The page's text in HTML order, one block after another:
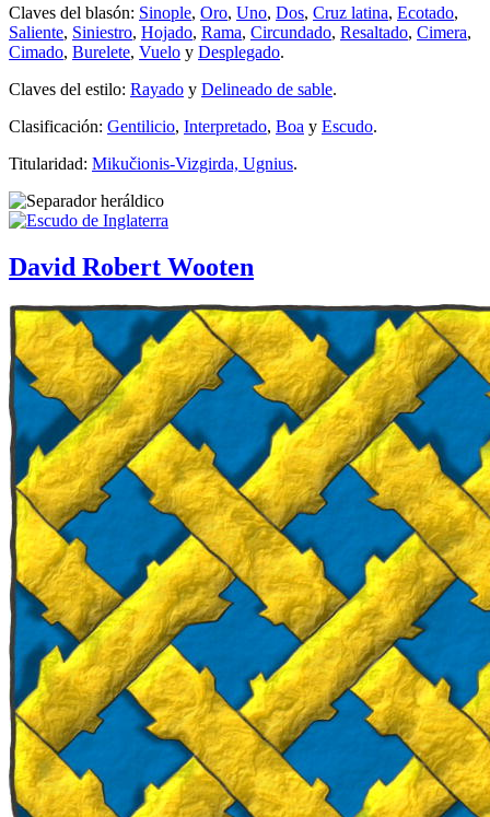
Claves del blasón: Sinople, Oro, Uno, Dos, Cruz latina, Ecotado,
Saliente, Siniestro, Hojado, Rama, Circundado, Resaltado, Cimera,
Cimado, Burelete, Vuelo y Desplegado.
Claves del estilo: Rayado y Delineado de sable.
Clasificación: Gentilicio, Interpretado, Boa y Escudo.
Titularidad: Mikučionis-Vizgirda, Ugnius.
David Robert Wooten